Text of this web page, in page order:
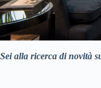
Sei alla ricerca di novità